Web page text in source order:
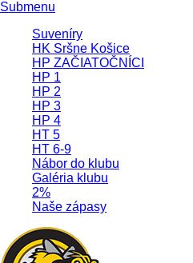
Submenu
Suveníry
HK Sršne Košice
HP ZAČIATOČNÍCI
HP 1
HP 2
HP 3
HP 4
HT 5
HT 6-9
Nábor do klubu
Galéria klubu
2%
Naše zápasy